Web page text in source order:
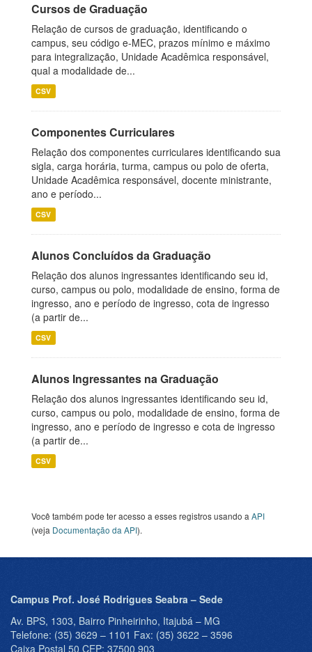
Cursos de Graduação
Relação de cursos de graduação, identificando o
campus, seu código e-MEC, prazos mínimo e máximo
para integralização, Unidade Acadêmica responsável,
qual a modalidade de...
CSV
Componentes Curriculares
Relação dos componentes curriculares identificando sua
sigla, carga horária, turma, campus ou polo de oferta,
Unidade Acadêmica responsável, docente ministrante,
ano e período...
CSV
Alunos Concluídos da Graduação
Relação dos alunos ingressantes identificando seu id,
curso, campus ou polo, modalidade de ensino, forma de
ingresso, ano e período de ingresso, cota de ingresso
(a partir de...
CSV
Alunos Ingressantes na Graduação
Relação dos alunos ingressantes identificando seu id,
curso, campus ou polo, modalidade de ensino, forma de
ingresso, ano e período de ingresso e cota de ingresso
(a partir de...
CSV
Você também pode ter acesso a esses registros usando a API
(veja Documentação da API).
Campus Prof. José Rodrigues Seabra – Sede
Av. BPS, 1303, Bairro Pinheirinho, Itajubá – MG
Telefone: (35) 3629 – 1101 Fax: (35) 3622 – 3596
Caixa Postal 50 CEP: 37500 903